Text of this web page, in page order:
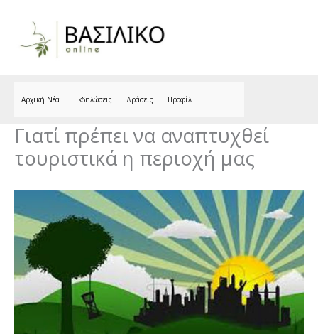
Αρχική Νέα Εκδηλώσεις Δράσεις Προφίλ
Γιατί πρέπει να αναπτυχθεί
τουριστικά η περιοχή μας